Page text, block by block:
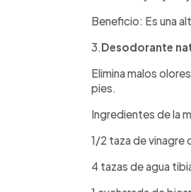
Beneficio: Es una
3. Desodorante
Elimina malos
pies.
Ingredientes de la
1/2 taza de vinagre
4 tazas de agua